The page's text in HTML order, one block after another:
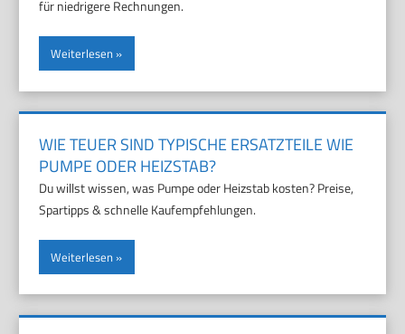
für niedrigere Rechnungen.
Weiterlesen
WIE TEUER SIND TYPISCHE ERSATZTEILE WIE
PUMPE ODER HEIZSTAB?
Du willst wissen, was Pumpe oder Heizstab kosten? Preise,
Spartipps & schnelle Kaufempfehlungen.
Weiterlesen